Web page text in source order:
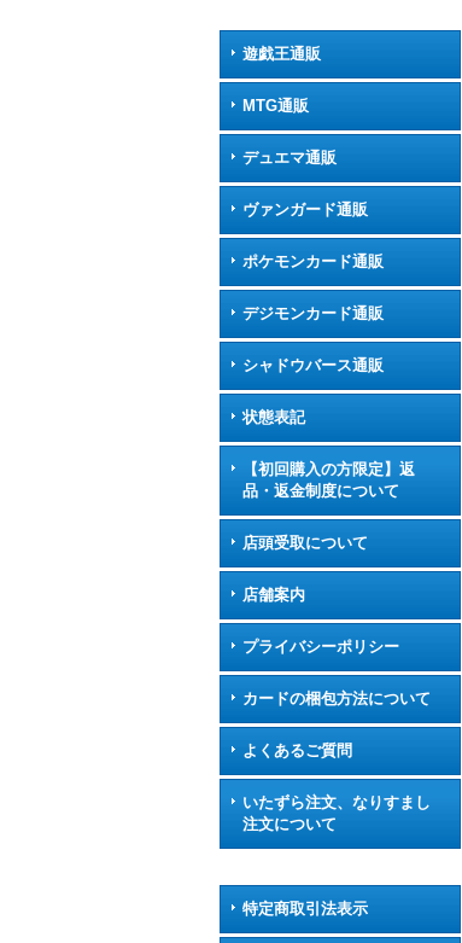
遊戯王通販
MTG通販
デュエマ通販
ヴァンガード通販
ポケモンカード通販
デジモンカード通販
シャドウバース通販
状態表記
【初回購入の方限定】返
品・返金制度について
店頭受取について
店舗案内
プライバシーポリシー
カードの梱包方法について
よくあるご質問
いたずら注文、なりすまし
注文について
特定商取引法表示